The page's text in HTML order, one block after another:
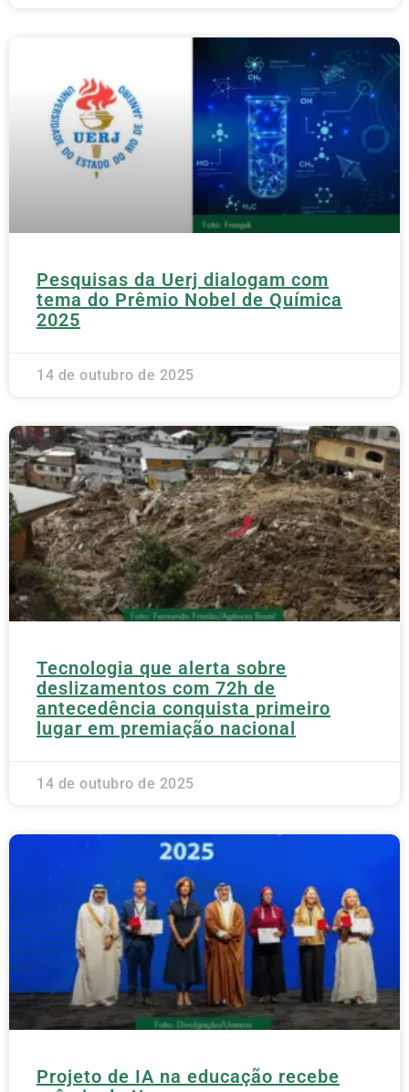
Pesquisas da Uerj dialogam com
tema do Prêmio Nobel de Química
2025
14 de outubro de 2025
Tecnologia que alerta sobre
deslizamentos com 72h de
antecedência conquista primeiro
lugar em premiação nacional
14 de outubro de 2025
Projeto de IA na educação recebe